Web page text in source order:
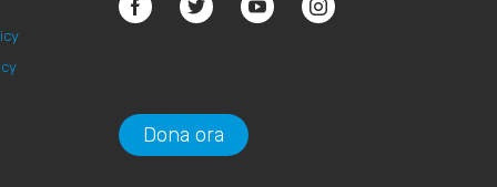
Dona ora